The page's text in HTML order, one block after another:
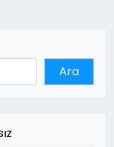
Ara